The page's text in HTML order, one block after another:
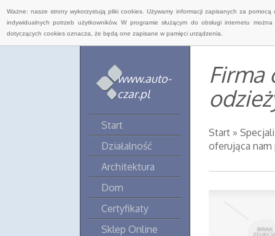
Ważne: nasze strony wykorzystują pliki cookies. Używamy informacji zapisanych za
indywidualnych potrzeb użytkowników. W programie służącym do obsługi internetu
dotyczących cookies oznacza, że będą one zapisane w pamięci urządzenia.
www.auto-
czar.pl
Start
Działalność
Architektura
Dom
Certyfikaty
Sklep Online
Firma
Start »
oferująca nam